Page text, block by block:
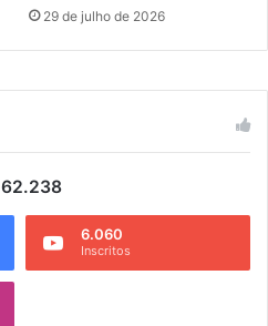
29 de julho de 2026
62.238
6.060
Inscritos